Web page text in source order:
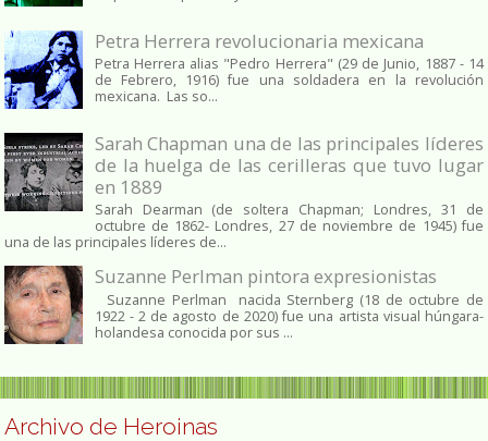
Petra Herrera revolucionaria mexicana
Petra Herrera alias "Pedro Herrera" (29 de Junio, 1887 - 14
de Febrero, 1916) fue una soldadera en la revolución
mexicana. Las so...
Sarah Chapman una de las principales líderes
de la huelga de las cerilleras que tuvo lugar
en 1889
Sarah Dearman (de soltera Chapman; Londres, 31 de
octubre de 1862​- Londres, 27 de noviembre de 1945)​ fue
una de las principales líderes de...
Suzanne Perlman pintora expresionistas
Suzanne Perlman nacida Sternberg (18 de octubre de
1922 - 2 de agosto de 2020) fue una artista visual húngara-
holandesa conocida por sus ...
Archivo de Heroinas